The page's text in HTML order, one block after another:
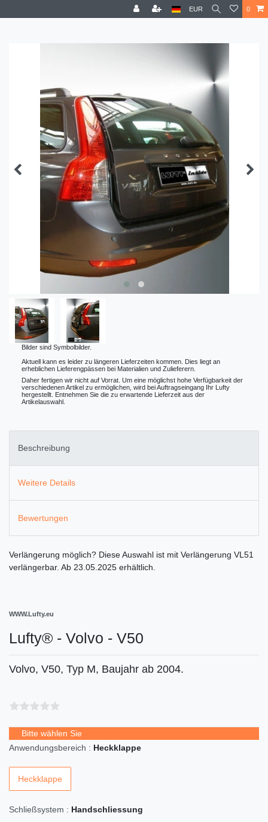
EUR 0
Bilder sind Symbolbilder.
Aktuell kann es leider zu längeren Lieferzeiten kommen. Dies liegt an
erheblichen Lieferengpässen bei Materialien und Zulieferern.
Daher fertigen wir nicht auf Vorrat. Um eine möglichst hohe Verfügbarkeit der
verschiedenen Artikel zu ermöglichen, wird bei Auftragseingang Ihr Lufty
hergestellt. Entnehmen Sie die zu erwartende Lieferzeit aus der
Artikelauswahl.
Beschreibung
Weitere Details
Bewertungen
Verlängerung möglich? Diese Auswahl ist mit Verlängerung VL51
verlängerbar. Ab 23.05.2025 erhältlich.
WWW.Lufty.eu
Lufty® - Volvo - V50
Volvo, V50, Typ M, Baujahr ab 2004.
Bitte wählen Sie
Anwendungsbereich : Heckklappe
Heckklappe
Schließsystem : Handschliessung